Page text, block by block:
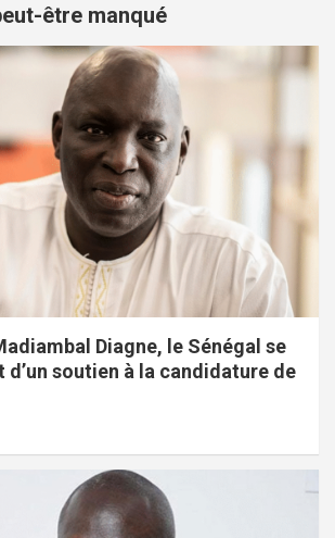
être manqué
Diagne, le Sénégal se
soutien à la candidature de